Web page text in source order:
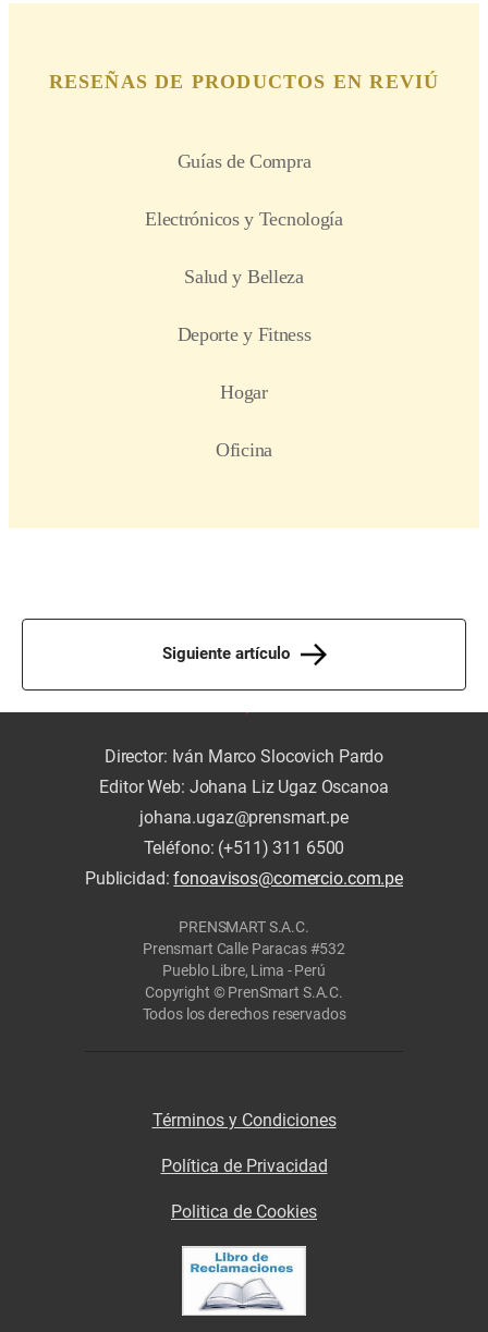
Siguiente artículo
Director: Iván Marco Slocovich Pardo
Editor Web: Johana Liz Ugaz Oscanoa
johana.ugaz@prensmart.pe
Teléfono: (+511) 311 6500
Publicidad:fonoavisos@comercio.com.pe
PRENSMART S.A.C.
Prensmart Calle Paracas #532
Pueblo Libre, Lima - Perú
Copyright © PrenSmart S.A.C.
Todos los derechos reservados
Términos y Condiciones
Política de Privacidad
Politica de Cookies